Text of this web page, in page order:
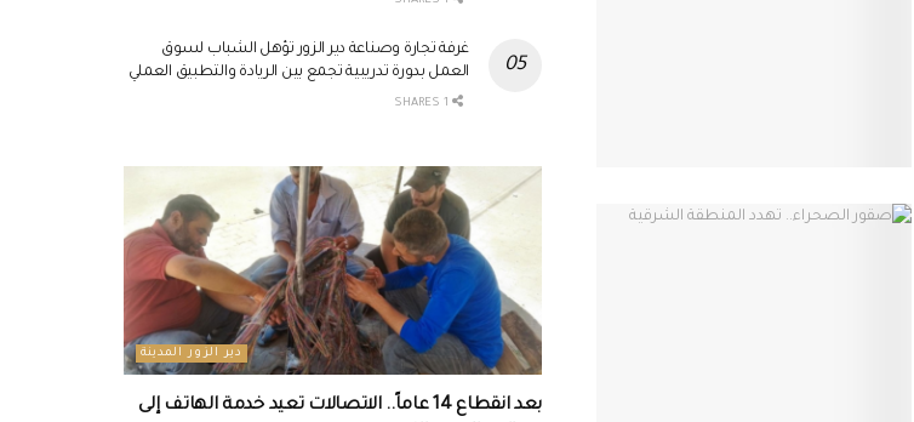
غرفة تجارة وصناعة دير الزور تؤهل الشباب لسوق
العمل بدورة تدريبية تجمع بين الريادة والتطبيق العملي
دير الزور المدينة
بعد انقطاع 14 عاماً.. الاتصالات تعيد خدمة الهاتف إلى